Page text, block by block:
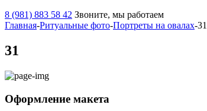
8 (981) 883 58 42 Звоните, мы работаем
Главная-Ритуальные фото-Портреты на овалах-31
31
Оформление макета